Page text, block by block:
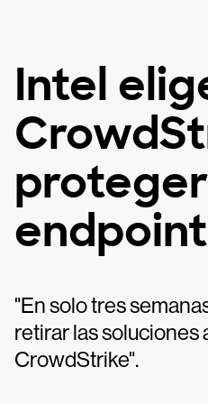
Intel
"En solo tres
retirar las soluciones
CrowdStrike".